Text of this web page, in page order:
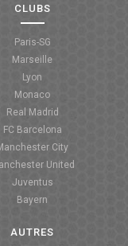
CLUBS
Paris-SG
Marseille
Lyon
Monaco
Real Madrid
FC Barcelona
City
United
Juventus
Bayern
AUTRES